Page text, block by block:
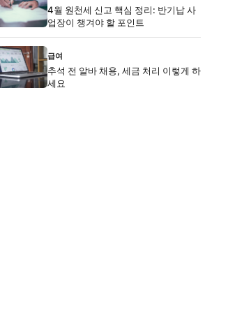
4월 원천세 신고 핵심 정리: 반기납 사
업장이 챙겨야 할 포인트
급여
추석 전 알바 채용, 세금 처리 이렇게 하
세요